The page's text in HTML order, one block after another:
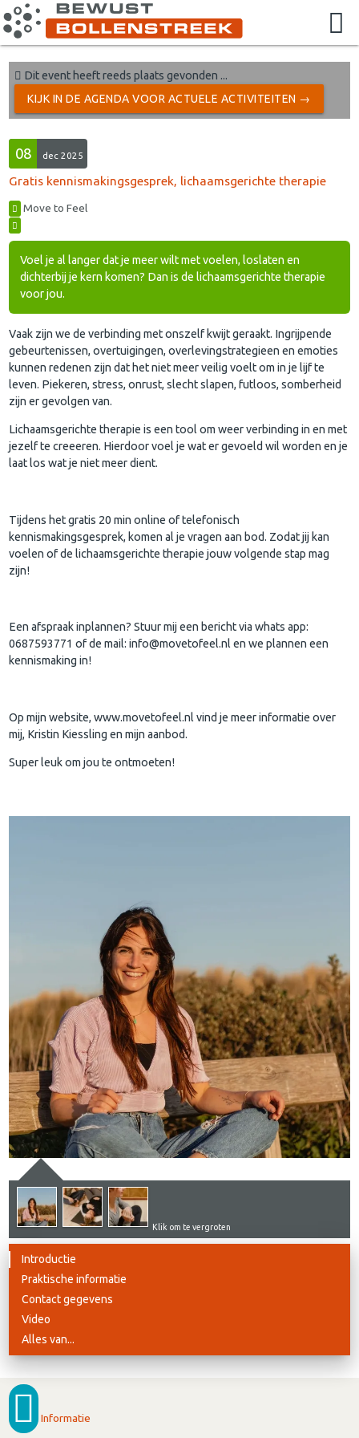
Dit event heeft reeds plaats gevonden ...
KIJK IN DE AGENDA VOOR ACTUELE ACTIVITEITEN →
08 dec 2025
Gratis kennismakingsgesprek, lichaamsgerichte therapie
Move to Feel
Voel je al langer dat je meer wilt met voelen, loslaten en
dichterbij je kern komen? Dan is de lichaamsgerichte therapie
voor jou.
Vaak zijn we de verbinding met onszelf kwijt geraakt. Ingrijpende
gebeurtenissen, overtuigingen, overlevingstrategieen en emoties
kunnen redenen zijn dat het niet meer veilig voelt om in je lijf te
leven. Piekeren, stress, onrust, slecht slapen, futloos, somberheid
zijn er gevolgen van.
Lichaamsgerichte therapie is een tool om weer verbinding in en met
jezelf te creeeren. Hierdoor voel je wat er gevoeld wil worden en je
laat los wat je niet meer dient.
Tijdens het gratis 20 min online of telefonisch
kennismakingsgesprek, komen al je vragen aan bod. Zodat jij kan
voelen of de lichaamsgerichte therapie jouw volgende stap mag
zijn!
Een afspraak inplannen? Stuur mij een bericht via whats app:
0687593771 of de mail: info@movetofeel.nl en we plannen een
kennismaking in!
Op mijn website, www.movetofeel.nl vind je meer informatie over
mij, Kristin Kiessling en mijn aanbod.
Super leuk om jou te ontmoeten!
Klik om te vergroten
Introductie
Praktische informatie
Contact gegevens
Video
Alles van...
Informatie